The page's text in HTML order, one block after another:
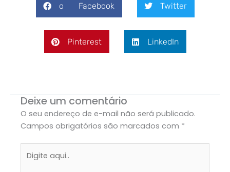
o Facebook Twitter
Pinterest LinkedIn
Deixe um comentário
O seu endereço de e-mail não será publicado.
Campos obrigatórios são marcados com *
aqui..